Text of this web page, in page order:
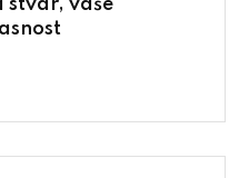
stvar, vaše